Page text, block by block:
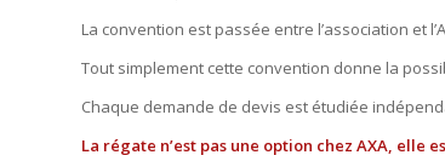
La convention est passée entre l’association et
Tout simplement cette convention donne la
Chaque demande de devis est étudiée
La régate n’est pas une option chez AXA, elle